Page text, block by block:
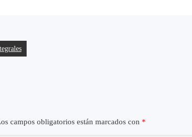
campos obligatorios están marcados con *